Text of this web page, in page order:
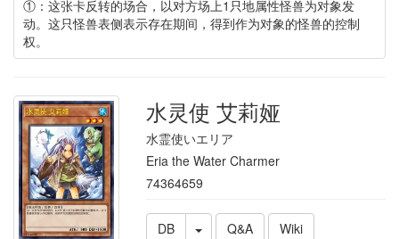
①：这张卡反转的场合，以对方场上1只地属性怪兽为对象发
动。这只怪兽表侧表示存在期间，得到作为对象的怪兽的控制
权。
水灵使 艾莉娅
水霊使いエリア
Eria the Water Charmer
74364659
DB Q&A
Wiki